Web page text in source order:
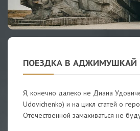
ПОЕЗДКА В АДЖИМУШКАЙ
Я, конечно далеко не Диана
Udovichenko) и на цикл статей о
Отечественной замахиваться не